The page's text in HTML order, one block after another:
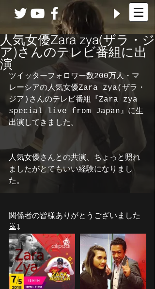
人気女優Zara zya(ザラ・ジ
ア)さんのテレビ番組に出
演
ツイッターフォロワー数200万人・マ
レーシアの人気女優Zara zya(ザラ・
ジア)さんのテレビ番組『Zara zya
special live from Japan』に生
出演してきました。
人気女優さんとの共演、ちょっと照れ
ましたがとてもいい経験になりまし
た。
関係者の皆様ありがとうございました
🙇⤵️